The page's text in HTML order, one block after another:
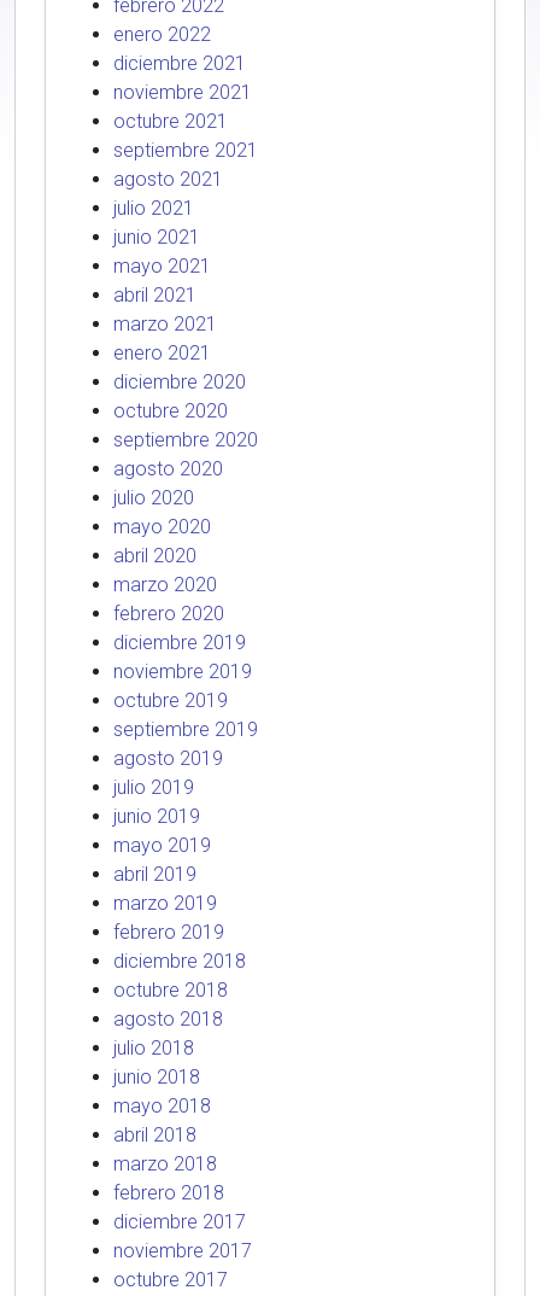
febrero 2022
enero 2022
diciembre 2021
noviembre 2021
octubre 2021
septiembre 2021
agosto 2021
julio 2021
junio 2021
mayo 2021
abril 2021
marzo 2021
enero 2021
diciembre 2020
octubre 2020
septiembre 2020
agosto 2020
julio 2020
mayo 2020
abril 2020
marzo 2020
febrero 2020
diciembre 2019
noviembre 2019
octubre 2019
septiembre 2019
agosto 2019
julio 2019
junio 2019
mayo 2019
abril 2019
marzo 2019
febrero 2019
diciembre 2018
octubre 2018
agosto 2018
julio 2018
junio 2018
mayo 2018
abril 2018
marzo 2018
febrero 2018
diciembre 2017
noviembre 2017
octubre 2017